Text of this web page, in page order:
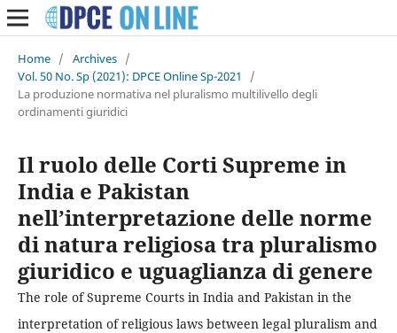
Home / Archives /
Vol. 50 No. Sp (2021): DPCE Online Sp-2021
/
La produzione normativa nel pluralismo multilivello degli
ordinamenti giuridici
Il ruolo delle Corti Supreme in
India e Pakistan
nell’interpretazione delle norme
di natura religiosa tra pluralismo
giuridico e uguaglianza di genere
The role of Supreme Courts in India and Pakistan in the
interpretation of religious laws between legal pluralism and